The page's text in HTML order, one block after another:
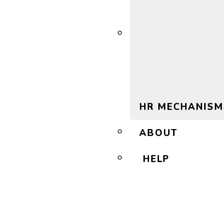
HR
ABOUT
HELP